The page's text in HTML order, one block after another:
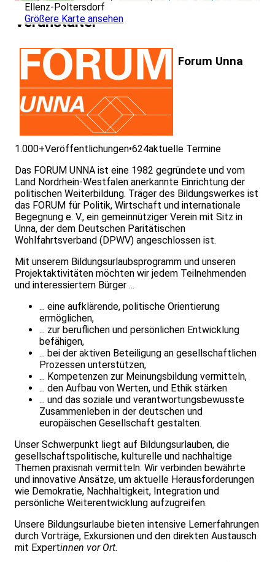
Ellenz-Poltersdorf
Größere Karte ansehen
Veranstalter
Forum Unna
1.000+Veröffentlichungen•624aktuelle Termine
Das FORUM UNNA ist eine 1982 gegründete und vom
Land Nordrhein-Westfalen anerkannte Einrichtung der
politischen Weiterbildung. Träger des Bildungswerkes ist
das FORUM für Politik, Wirtschaft und internationale
Begegnung e. V., ein gemeinnütziger Verein mit Sitz in
Unna, der dem Deutschen Paritätischen
Wohlfahrtsverband (DPWV) angeschlossen ist.
Mit unserem Bildungsurlaubsprogramm und unseren
Projektaktivitäten möchten wir jedem Teilnehmenden
und interessiertem Bürger ...
... eine aufklärende, politische Orientierung
ermöglichen,
... zur beruflichen und persönlichen Entwicklung
befähigen,
... bei der aktiven Beteiligung an gesellschaftlichen
Prozessen unterstützen,
... Kompetenzen zur Meinungsbildung vermitteln,
... den Aufbau von Werten, und Ethik stärken
... und das soziale und verantwortungsbewusste
Zusammenleben in der deutschen und
europäischen Gesellschaft gestalten.
Unser Schwerpunkt liegt auf Bildungsurlauben, die
gesellschaftspolitische, kulturelle und nachhaltige
Themen praxisnah vermitteln. Wir verbinden bewährte
und innovative Ansätze, um aktuelle Herausforderungen
wie Demokratie, Nachhaltigkeit, Integration und
persönliche Weiterentwicklung aufzugreifen.
Unsere Bildungsurlaube bieten intensive Lernerfahrungen
durch Vorträge, Exkursionen und den direkten Austausch
mit Expertinnen vor Ort.